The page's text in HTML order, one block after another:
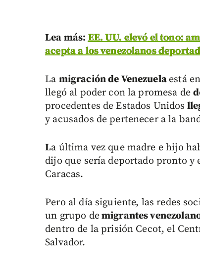
Lea más:EE. UU. elevó el tono:
acepta a los venezolanos
La migración de Venezuela está
llegó al poder con la promesa de
procedentes de Estados Unidos
y acusados de pertenecer a la
La última vez que madre e hijo
dijo que sería deportado pronto y
Caracas.
Pero al día siguiente, las redes
un grupo demigrantes
dentro de la prisión Cecot, el
Salvador.